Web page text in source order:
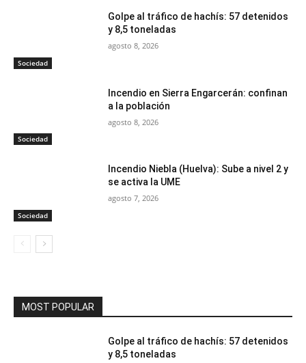
Sociedad
Golpe al tráfico de hachís: 57 detenidos
y 8,5 toneladas
agosto 8, 2026
Sociedad
Incendio en Sierra Engarcerán: confinan
a la población
agosto 8, 2026
Sociedad
Incendio Niebla (Huelva): Sube a nivel 2 y
se activa la UME
agosto 7, 2026
MOST POPULAR
Golpe al tráfico de hachís: 57 detenidos
y 8,5 toneladas